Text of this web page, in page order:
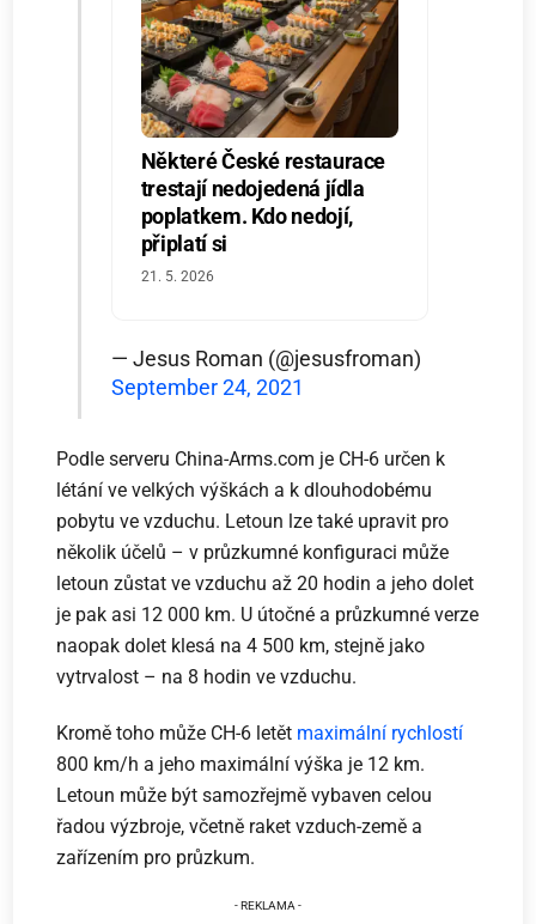
Některé České restaurace
trestají nedojedená jídla
poplatkem. Kdo nedojí,
připlatí si
21. 5. 2026
— Jesus Roman (@jesusfroman)
September 24, 2021
Podle serveru China-Arms.com je CH-6 určen k
létání ve velkých výškách a k dlouhodobému
pobytu ve vzduchu. Letoun lze také upravit pro
několik účelů – v průzkumné konfiguraci může
letoun zůstat ve vzduchu až 20 hodin a jeho dolet
je pak asi 12 000 km. U útočné a průzkumné verze
naopak dolet klesá na 4 500 km, stejně jako
vytrvalost – na 8 hodin ve vzduchu.
Kromě toho může CH-6 letět maximální rychlostí
800 km/h a jeho maximální výška je 12 km.
Letoun může být samozřejmě vybaven celou
řadou výzbroje, včetně raket vzduch-země a
zařízením pro průzkum.